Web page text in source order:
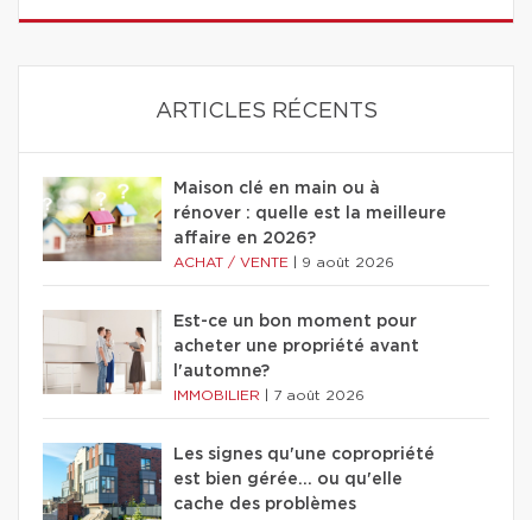
ARTICLES RÉCENTS
Maison clé en main ou à
rénover : quelle est la meilleure
affaire en 2026?
ACHAT / VENTE 9 août 2026
Est-ce un bon moment pour
acheter une propriété avant
l'automne?
IMMOBILIER 7 août 2026
Les signes qu'une copropriété
est bien gérée… ou qu'elle
cache des problèmes